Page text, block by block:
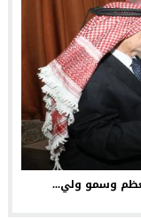
وسمو ولي...